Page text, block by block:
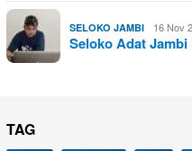
SELOKO JAMBI 16 Nov
Seloko Adat
TAG